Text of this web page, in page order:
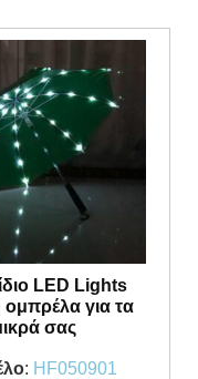
LED Lights
ομπρέλα για τα
σας
: HF050901